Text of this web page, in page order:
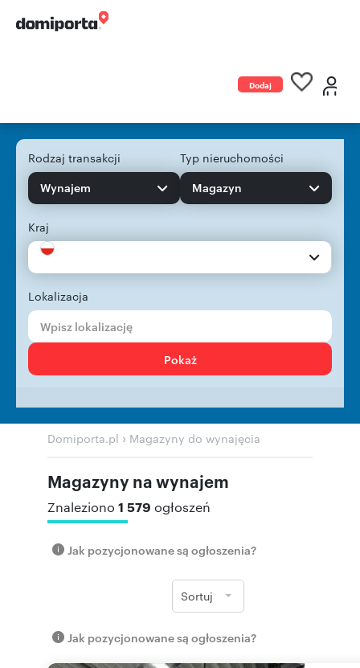
Dodaj
Rodzaj transakcji
Wynajem
Typ nieruchomości
Magazyn
Kraj
Lokalizacja
Pokaż
Domiporta.pl › Magazyny do wynajęcia
Magazyny na wynajem
Znaleziono 1 579 ogłoszeń
Jak pozycjonowane są ogłoszenia?
Sortuj
Jak pozycjonowane są ogłoszenia?